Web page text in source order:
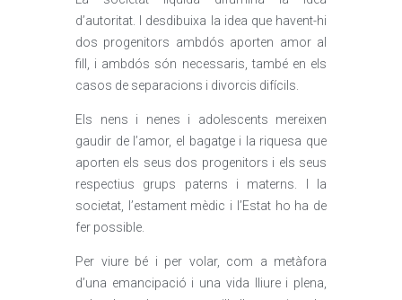
d’autoritat. I desdibuixa la idea que havent-hi
dos progenitors ambdós aporten amor al
fill, i ambdós són necessaris, també en els
casos de separacions i divorcis difícils.
Els nens i nenes i adolescents mereixen
gaudir de l’amor, el bagatge i la riquesa que
aporten els seus dos progenitors i els seus
respectius grups paterns i materns. I la
societat, l’estament mèdic i l’Estat ho ha de
fer possible.
Per viure bé i per volar, com a metàfora
d’una emancipació i una vida lliure i plena,